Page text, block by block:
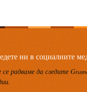
ни в социалните
радваме да следите